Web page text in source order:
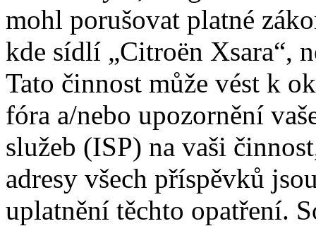
mohl porušovat platné
kde sídlí „Citroën Xsara“,
Tato činnost může vést k
fóra a/nebo upozornění
služeb (ISP) na vaši
adresy všech příspěvků
uplatnění těchto opatření.